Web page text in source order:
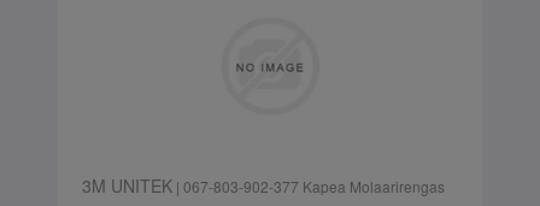
3M UNITEK| 067-803-902-377 Kapea Molaarirengas